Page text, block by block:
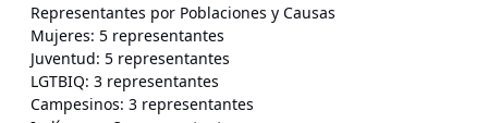
Representantes por Poblaciones y Causas
Mujeres: 5 representantes
Juventud: 5 representantes
LGTBIQ: 3 representantes
Campesinos: 3 representantes